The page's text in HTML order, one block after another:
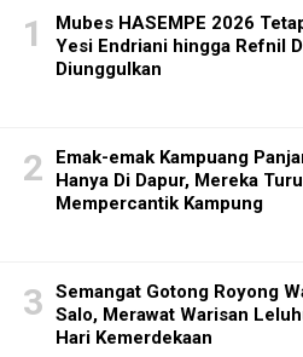
Mubes HASEMPE 2026
Yesi Endriani hingga Refnil
Diunggulkan
Emak-emak Kampuang
Hanya Di Dapur, Mereka
Mempercantik Kampung
Semangat Gotong Royong
Salo, Merawat Warisan
Hari Kemerdekaan